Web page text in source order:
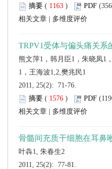
(
)
2011, 25(2): 71-76.
(
)
2011, 25(2): 77-81.